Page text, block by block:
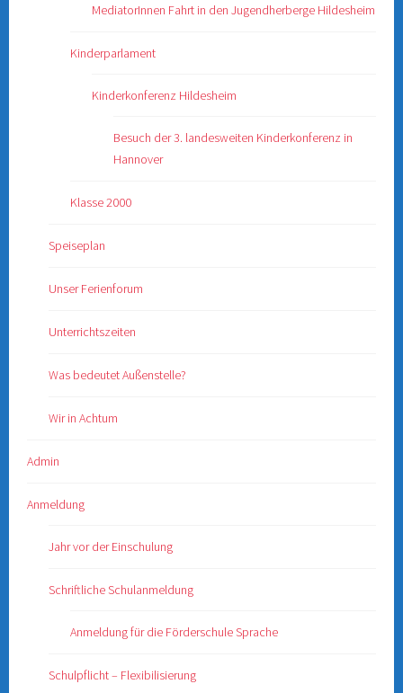
MediatorInnen Fahrt in den Jugendherberge Hildesheim
Kinderparlament
Kinderkonferenz Hildesheim
Besuch der 3. landesweiten Kinderkonferenz in
Hannover
Klasse 2000
Speiseplan
Unser Ferienforum
Unterrichtszeiten
Was bedeutet Außenstelle?
Wir in Achtum
Admin
Anmeldung
Jahr vor der Einschulung
Schriftliche Schulanmeldung
Anmeldung für die Förderschule Sprache
Schulpflicht – Flexibilisierung